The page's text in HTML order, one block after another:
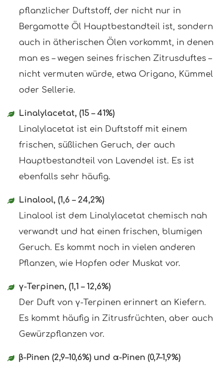
pflanzlicher Duftstoff, der nicht nur in
Bergamotte Öl Hauptbestandteil ist, sondern
auch in ätherischen Ölen vorkommt, in denen
man es – wegen seines frischen Zitrusduftes –
nicht vermuten würde, etwa Origano, Kümmel
oder Sellerie.
Linalylacetat, (15 – 41%)
Linalylacetat ist ein Duftstoff mit einem
frischen, süßlichen Geruch, der auch
Hauptbestandteil von Lavendel ist. Es ist
ebenfalls sehr häufig.
Linalool, (1,6 – 24,2%)
Linalool ist dem Linalylacetat chemisch nah
verwandt und hat einen frischen, blumigen
Geruch. Es kommt noch in vielen anderen
Pflanzen, wie Hopfen oder Muskat vor.
γ-Terpinen, (1,1 – 12,6%)
Der Duft von γ-Terpinen erinnert an Kiefern.
Es kommt häufig in Zitrusfrüchten, aber auch
Gewürzpflanzen vor.
β-Pinen (2,9–10,6%) und α-Pinen (0,7–1,9%)